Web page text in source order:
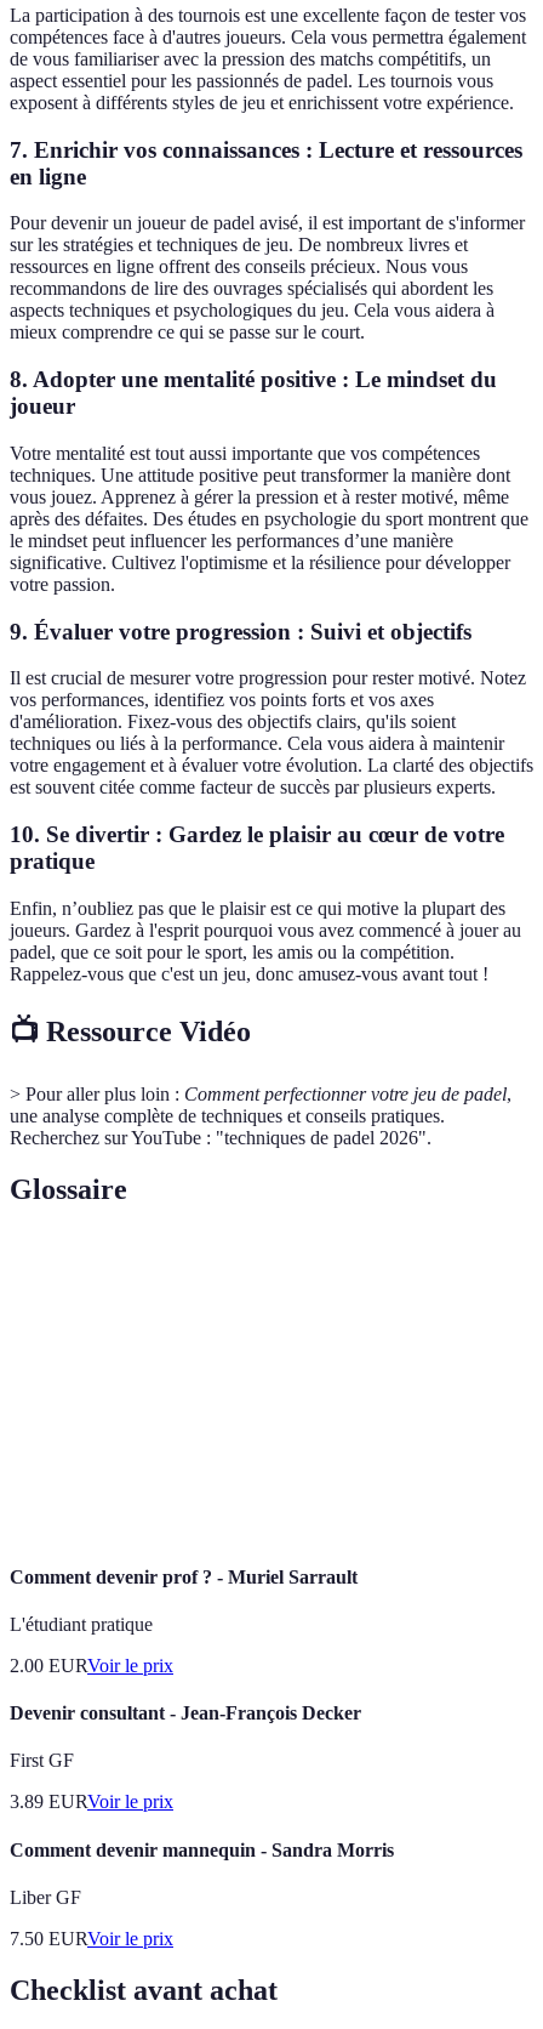
La participation à des tournois est une excellente façon de tester vos
compétences face à d'autres joueurs. Cela vous permettra également
de vous familiariser avec la pression des matchs compétitifs, un
aspect essentiel pour les passionnés de padel. Les tournois vous
exposent à différents styles de jeu et enrichissent votre expérience.
7. Enrichir vos connaissances : Lecture et ressources
en ligne
Pour devenir un joueur de padel avisé, il est important de s'informer
sur les stratégies et techniques de jeu. De nombreux livres et
ressources en ligne offrent des conseils précieux. Nous vous
recommandons de lire des ouvrages spécialisés qui abordent les
aspects techniques et psychologiques du jeu. Cela vous aidera à
mieux comprendre ce qui se passe sur le court.
8. Adopter une mentalité positive : Le mindset du
joueur
Votre mentalité est tout aussi importante que vos compétences
techniques. Une attitude positive peut transformer la manière dont
vous jouez. Apprenez à gérer la pression et à rester motivé, même
après des défaites. Des études en psychologie du sport montrent que
le mindset peut influencer les performances d’une manière
significative. Cultivez l'optimisme et la résilience pour développer
votre passion.
9. Évaluer votre progression : Suivi et objectifs
Il est crucial de mesurer votre progression pour rester motivé. Notez
vos performances, identifiez vos points forts et vos axes
d'amélioration. Fixez-vous des objectifs clairs, qu'ils soient
techniques ou liés à la performance. Cela vous aidera à maintenir
votre engagement et à évaluer votre évolution. La clarté des objectifs
est souvent citée comme facteur de succès par plusieurs experts.
10. Se divertir : Gardez le plaisir au cœur de votre
pratique
Enfin, n’oubliez pas que le plaisir est ce qui motive la plupart des
joueurs. Gardez à l'esprit pourquoi vous avez commencé à jouer au
padel, que ce soit pour le sport, les amis ou la compétition.
Rappelez-vous que c'est un jeu, donc amusez-vous avant tout !
📺 Ressource Vidéo
> Pour aller plus loin : Comment perfectionner votre jeu de padel,
une analyse complète de techniques et conseils pratiques.
Recherchez sur YouTube : "techniques de padel 2026".
Glossaire
Comment devenir prof ? - Muriel Sarrault
L'étudiant pratique
2.00 EURVoir le prix
Devenir consultant - Jean-François Decker
First GF
3.89 EURVoir le prix
Comment devenir mannequin - Sandra Morris
Liber GF
7.50 EURVoir le prix
Checklist avant achat